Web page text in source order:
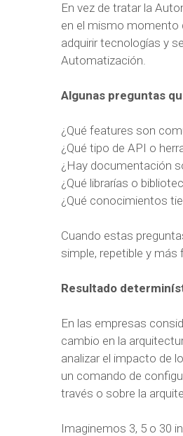
En vez de tratar la
en el mismo momento
adquirir tecnologías y
Automatización.
Algunas preguntas
¿Qué features son
¿Qué tipo de API o
¿Hay documentación
¿Qué librarías o
¿Qué conocimientos
Cuando estas
simple, repetible y
Resultado
En las empresas
cambio en la
analizar el impacto de
un comando de
través o sobre la
Imaginemos 3, 5 o 30